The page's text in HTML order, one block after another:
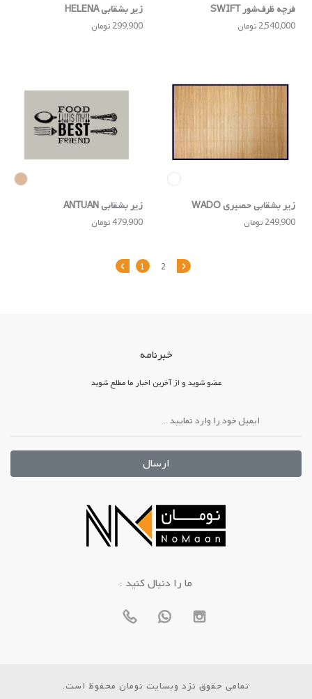
فرچه ظرف‌شور SWIFT
2,540,000 تومان
زیر بشقابی HELENA
299,900 تومان
زیر بشقابی حصیری WADO
249,900 تومان
زیر بشقابی ANTUAN
479,900 تومان
‹ 1 2 ›
خبرنامه
عضو شوید و از آخرین اخبار ما مطلع شوید
ارسال
: ما را دنبال کنید
تمامی حقوق نزد وبسایت نومان محفوظ است.